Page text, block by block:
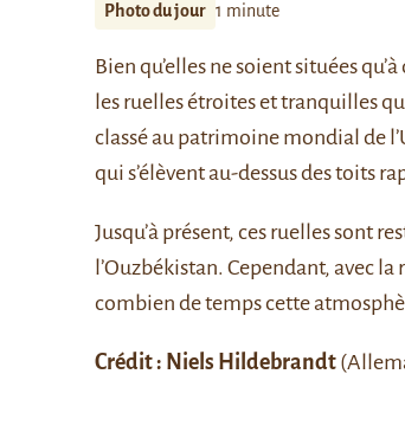
Photo du jour 1 minute
Bien qu’elles ne soient situées
les ruelles étroites et tranquilles
classé au patrimoine mondial de
qui s’élèvent au-dessus des toits
Jusqu’à présent, ces ruelles sont
l’Ouzbékistan. Cependant, avec la
combien de temps cette
Crédit : Niels Hildebrandt